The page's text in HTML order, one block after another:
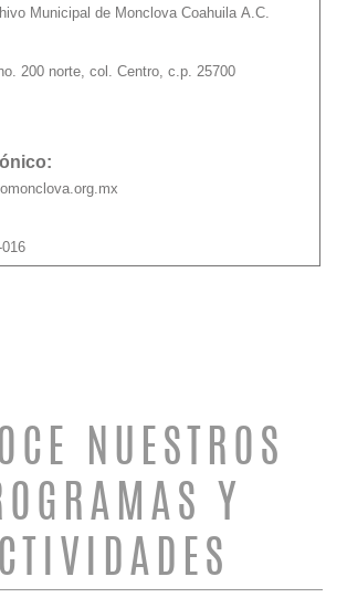
Municipal de Monclova Coahuila A.C.
200 norte, col. Centro, c.p. 25700
NUESTROS
Y